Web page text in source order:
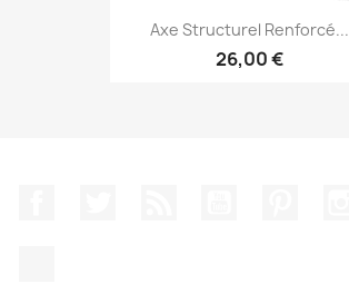
Axe Structurel Renforcé...
26,00 €